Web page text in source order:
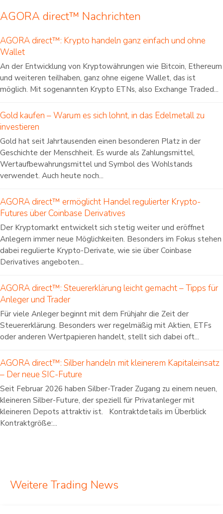
AGORA direct™ Nachrichten
AGORA direct™: Krypto handeln ganz einfach und ohne
Wallet
An der Entwicklung von Kryptowährungen wie Bitcoin, Ethereum
und weiteren teilhaben, ganz ohne eigene Wallet, das ist
möglich. Mit sogenannten Krypto ETNs, also Exchange Traded...
Gold kaufen – Warum es sich lohnt, in das Edelmetall zu
investieren
Gold hat seit Jahrtausenden einen besonderen Platz in der
Geschichte der Menschheit. Es wurde als Zahlungsmittel,
Wertaufbewahrungsmittel und Symbol des Wohlstands
verwendet. Auch heute noch...
AGORA direct™ ermöglicht Handel regulierter Krypto-
Futures über Coinbase Derivatives
Der Kryptomarkt entwickelt sich stetig weiter und eröffnet
Anlegern immer neue Möglichkeiten. Besonders im Fokus stehen
dabei regulierte Krypto-Derivate, wie sie über Coinbase
Derivatives angeboten...
AGORA direct™: Steuererklärung leicht gemacht – Tipps für
Anleger und Trader
Für viele Anleger beginnt mit dem Frühjahr die Zeit der
Steuererklärung. Besonders wer regelmäßig mit Aktien, ETFs
oder anderen Wertpapieren handelt, stellt sich dabei oft...
AGORA direct™: Silber handeln mit kleinerem Kapitaleinsatz
– Der neue SIC-Future
Seit Februar 2026 haben Silber-Trader Zugang zu einem neuen,
kleineren Silber-Future, der speziell für Privatanleger mit
kleineren Depots attraktiv ist. Kontraktdetails im Überblick
Kontraktgröße:...
Weitere Trading News